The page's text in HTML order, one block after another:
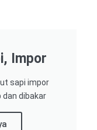
Impor
sapi impor
dan dibakar